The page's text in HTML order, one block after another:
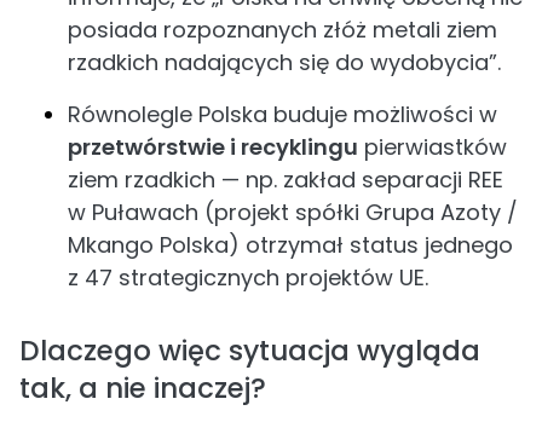
posiada rozpoznanych złóż metali ziem
rzadkich nadających się do wydobycia”.
Równolegle Polska buduje możliwości w
przetwórstwie i recyklingu pierwiastków
ziem rzadkich — np. zakład separacji REE
w Puławach (projekt spółki Grupa Azoty /
Mkango Polska) otrzymał status jednego
z 47 strategicznych projektów UE.
Dlaczego więc sytuacja wygląda
tak, a nie inaczej?